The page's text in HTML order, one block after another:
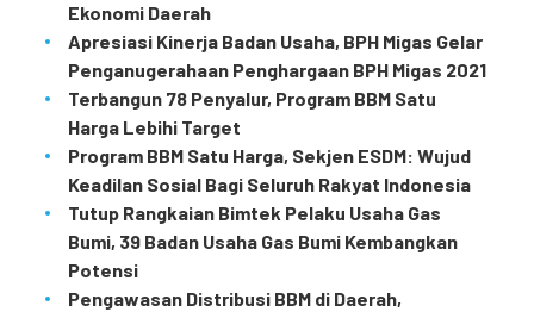
Ekonomi Daerah
Apresiasi Kinerja Badan Usaha, BPH Migas Gelar
Penganugerahaan Penghargaan BPH Migas 2021
Terbangun 78 Penyalur, Program BBM Satu
Harga Lebihi Target
Program BBM Satu Harga, Sekjen ESDM: Wujud
Keadilan Sosial Bagi Seluruh Rakyat Indonesia
Tutup Rangkaian Bimtek Pelaku Usaha Gas
Bumi, 39 Badan Usaha Gas Bumi Kembangkan
Potensi
Pengawasan Distribusi BBM di Daerah,